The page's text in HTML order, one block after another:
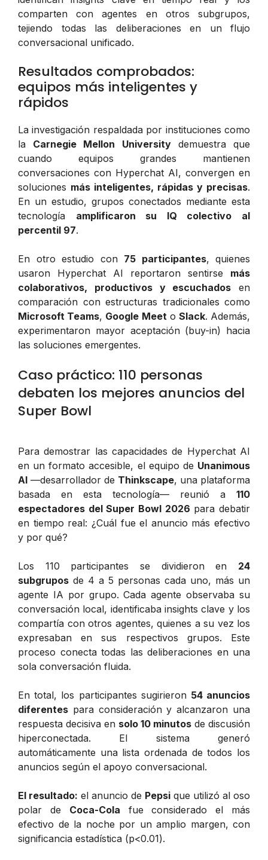
comparten con agentes en otros subgrupos,
tejiendo todas las deliberaciones en un flujo
conversacional unificado.
Resultados comprobados:
equipos más inteligentes y
rápidos
La investigación respaldada por instituciones como
la Carnegie Mellon Universitydemuestra que
cuando equipos grandes mantienen
conversaciones con Hyperchat AI, convergen en
soluciones más inteligentes, rápidas y precisas.
En un estudio, grupos conectados mediante esta
tecnología amplificaron su IQ colectivo al
percentil 97.
En otro estudio con 75 participantes, quienes
usaron Hyperchat AI reportaron sentirse más
colaborativos, productivos y escuchados en
comparación con estructuras tradicionales como
Microsoft Teams, Google Meet o Slack. Además,
experimentaron mayor aceptación (buy-in) hacia
las soluciones emergentes.
Caso práctico: 110 personas
debaten los mejores anuncios del
Super Bowl
Para demostrar las capacidades de Hyperchat AI
en un formato accesible, el equipo de Unanimous
AI —desarrollador de Thinkscape, una plataforma
basada en esta tecnología— reunió a 110
espectadores del Super Bowl 2026 para debatir
en tiempo real: ¿Cuál fue el anuncio más efectivo
y por qué?
Los 110 participantes se dividieron en 24
subgrupos de 4 a 5 personas cada uno, más un
agente IA por grupo. Cada agente observaba su
conversación local, identificaba insights clave y los
compartía con otros agentes, quienes a su vez los
expresaban en sus respectivos grupos. Este
proceso conecta todas las deliberaciones en una
sola conversación fluida.
En total, los participantes sugirieron 54 anuncios
diferentes para consideración y alcanzaron una
respuesta decisiva en solo 10 minutos de discusión
hiperconectada. El sistema generó
automáticamente una lista ordenada de todos los
anuncios según el apoyo conversacional.
El resultado: el anuncio de Pepsi que utilizó al oso
polar de Coca-Cola fue considerado el más
efectivo de la noche por un amplio margen, con
significancia estadística (p<0.01).